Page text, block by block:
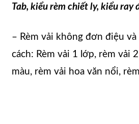
Tab, kiểu rèm chiết ly, kiểu ray
– Rèm vải không đơn điệu
cách: Rèm vải 1 lớp, rèm vải
màu, rèm vải hoa văn nổi,